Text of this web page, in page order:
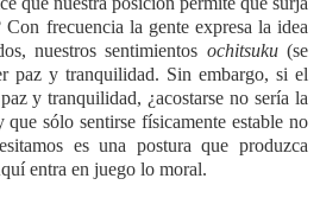
frecuencia la gente expresa la idea
nuestros sentimientos ochitsuku (se
paz y tranquilidad. Sin embargo, si el
y tranquilidad, ¿acostarse no sería la
que sólo sentirse físicamente estable no
es una postura que produzca
entra en juego lo moral.